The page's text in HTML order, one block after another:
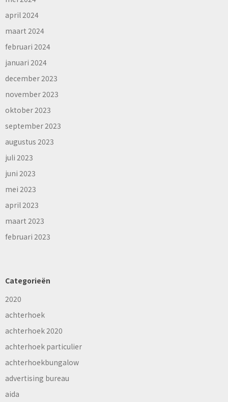
april 2024
maart 2024
februari 2024
januari 2024
december 2023
november 2023
oktober 2023
september 2023
augustus 2023
juli 2023
juni 2023
mei 2023
april 2023
maart 2023
februari 2023
Categorieën
2020
achterhoek
achterhoek 2020
achterhoek particulier
achterhoekbungalow
advertising bureau
aida